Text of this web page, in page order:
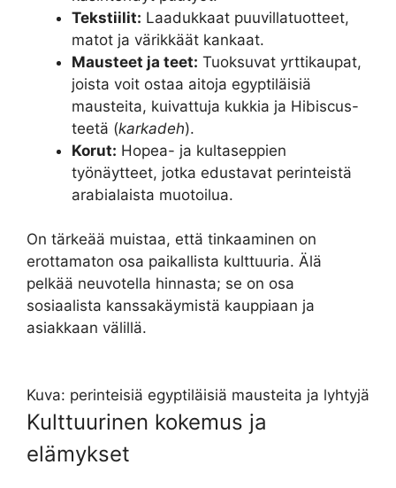
Tekstiilit: Laadukkaat puuvillatuotteet,
matot ja värikkäät kankaat.
Mausteet ja teet: Tuoksuvat yrttikaupat,
joista voit ostaa aitoja egyptiläisiä
mausteita, kuivattuja kukkia ja Hibiscus-
teetä (karkadeh).
Korut: Hopea- ja kultaseppien
työnäytteet, jotka edustavat perinteistä
arabialaista muotoilua.
On tärkeää muistaa, että tinkaaminen on
erottamaton osa paikallista kulttuuria. Älä
pelkää neuvotella hinnasta; se on osa
sosiaalista kanssakäymistä kauppiaan ja
asiakkaan välillä.
Kuva: perinteisiä egyptiläisiä mausteita ja lyhtyjä
Kulttuurinen kokemus ja
elämykset